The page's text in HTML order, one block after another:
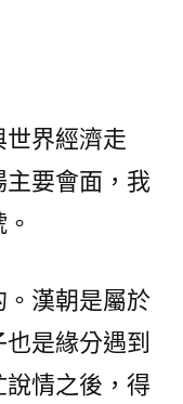
席
這
向
世
傳
世界經濟走
主要會面，我
漢朝是屬於
是緣分遇到
情之後，得